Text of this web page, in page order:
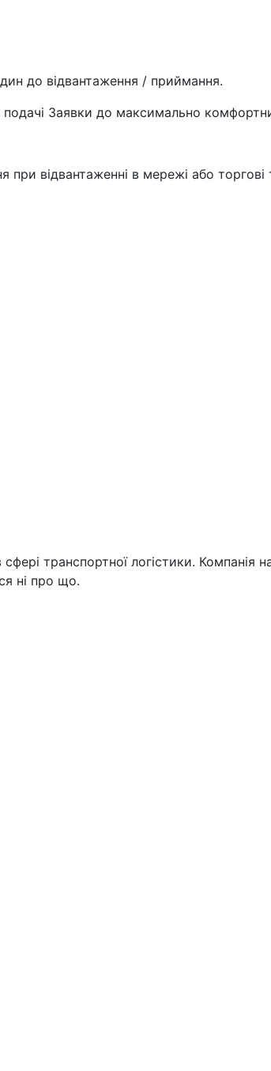
до відвантаження / приймання.
подачі Заявки до максимально
при відвантаженні в мережі або торгові
транспортної логістики. Компанія
ні про що.